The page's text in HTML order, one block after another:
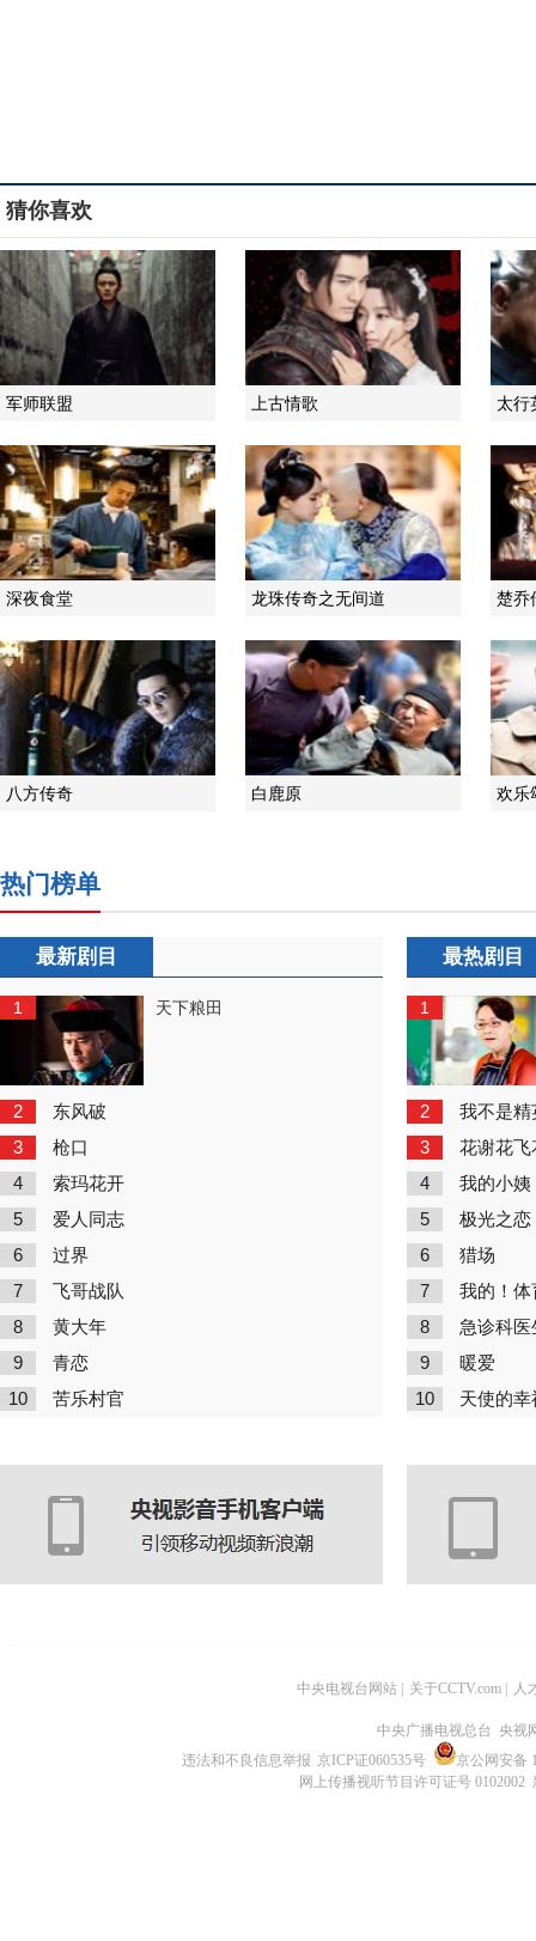
猜你喜欢
军师联盟 上古情歌 太行
深夜食堂 龙珠传奇之无间道 楚乔
八方传奇 白鹿原 欢乐
热门榜单
最新剧目
1 天下粮田
2 东风破
3 枪口
4 索玛花开
5 爱人同志
6 过界
7 飞哥战队
8 黄大年
9 青恋
10 苦乐村官
最热剧目
1
2 我不是精
3 花谢花飞
4 我的小姨
5 极光之恋
6 猎场
7 我的！体
8 急诊科医
9 暖爱
10 天使的幸
中央电视台网站 关于CCTV.com 人
中央广播电视总台 央视
违法和不良信息举报 京ICP证060535号
京公网安备
网上传播视听节目许可证号 0102002